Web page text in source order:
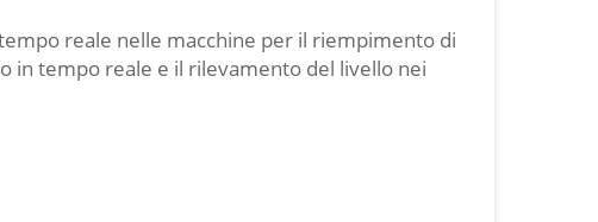
reale nelle macchine per il riempimento di
in tempo reale e il rilevamento del livello nei
sta cambiando il funzionamento delle
consente ai produttori...